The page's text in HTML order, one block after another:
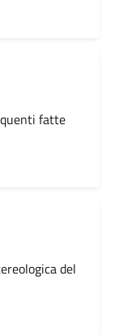
fatte
del